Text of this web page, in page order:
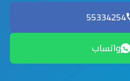
55334254
واتساب